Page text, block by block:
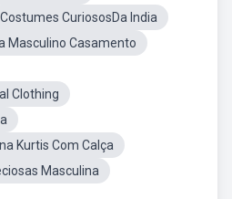
Costumes CuriososDa India
Masculino Casamento
Clothing
Kurtis Com Calça
Masculina